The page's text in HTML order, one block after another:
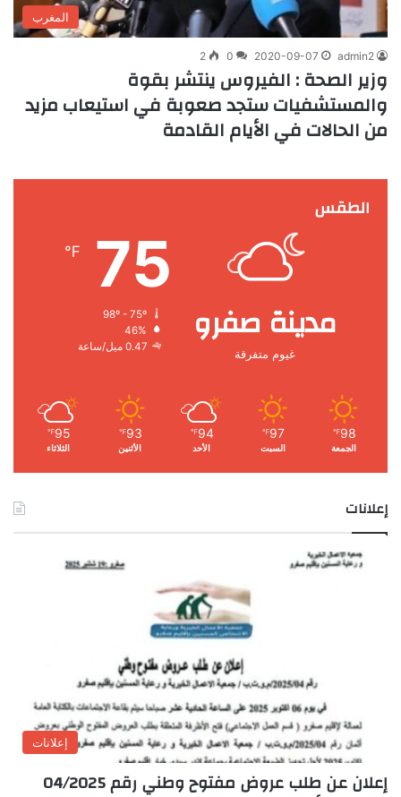
المغرب
admin2
2020-09-07
0
2
وزير الصحة : الفيروس ينتشر بقوة
والمستشفيات ستجد صعوبة في استيعاب مزيد
من الحالات في الأيام القادمة
الطقس
مدينة صفرو
غيوم متفرقة
75
℉
46%
0.47 ميل/ساعة
98
℉
الجمعة
97
℉
السبت
94
℉
الأحد
93
℉
الأثنين
95
℉
الثلاثاء
إعلانات
إعلانات
إعلان عن طلب عروض مفتوح وطني رقم 04/2025